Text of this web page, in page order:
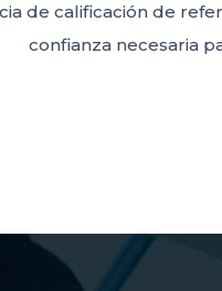
de calificación de
confianza necesaria